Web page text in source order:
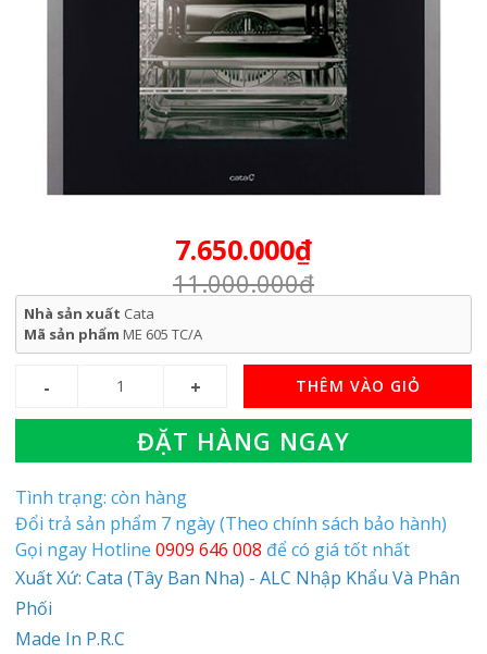
7.650.000₫
11.000.000₫
Nhà sản xuất Cata
Mã sản phẩm ME 605 TC/A
THÊM VÀO GIỎ
ĐẶT HÀNG NGAY
Tình trạng: còn hàng
Đổi trả sản phẩm 7 ngày (Theo chính sách bảo hành)
Gọi ngay Hotline 0909 646 008 để có giá tốt nhất
Xuất Xứ: Cata (Tây Ban Nha) - ALC Nhập Khẩu Và Phân
Phối
Made In P.R.C